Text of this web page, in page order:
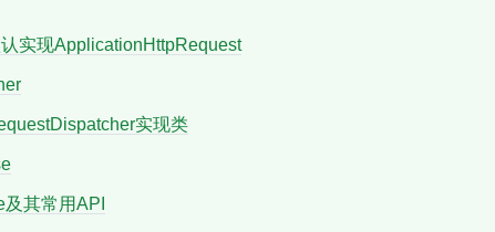
实现ApplicationHttpRequest
实现类
其常用API